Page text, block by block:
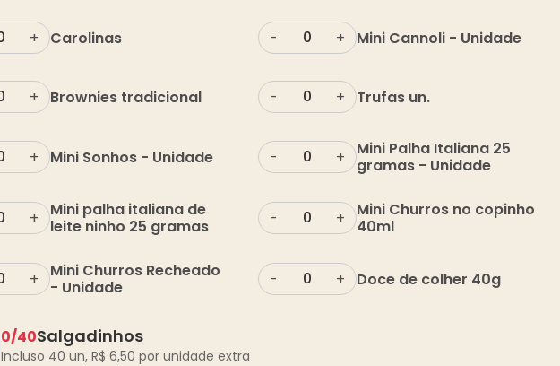
+ Carolinas - + Mini Cannoli - Unidade
+ Brownies tradicional - + Trufas un.
+ Mini Sonhos - Unidade - +
Mini Palha Italiana 25
gramas - Unidade
+
Mini palha italiana de
leite ninho 25 gramas
- +
Mini Churros no copinho
40ml
+
Mini Churros Recheado
- Unidade
- + Doce de colher 40g
0/40Salgadinhos
Incluso 40 un, R$ 6,50 por unidade extra